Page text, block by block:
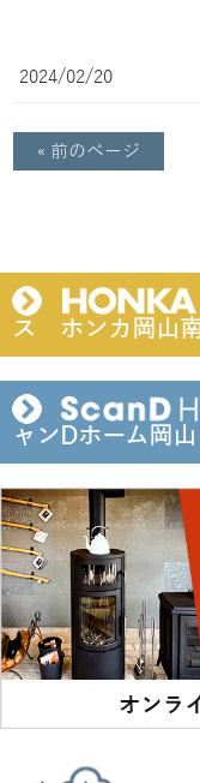
2024/02/20
« 前のページ
ス ホンカ岡山
ャンDホーム岡